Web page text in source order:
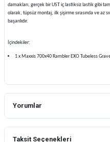
damakları, gerçek bir UST iç lastiksiz lastik gibi
olarak, tüpsüz montaj, ilk şişirme sırasında ve az
başarılıdır.
İçindekiler:
1 x Maxxis 700x40 Rambler EXO Tubeless
Yorumlar
Taksit Seçenekleri